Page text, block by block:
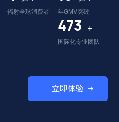
辐射全球消费者 年GMV突破
491 +
国际化专业团队
立即体验